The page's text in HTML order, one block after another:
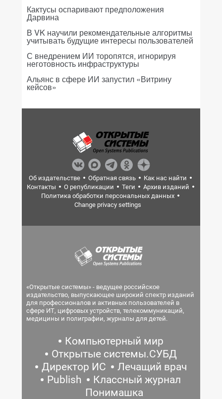
Кактусы оспаривают предположения
Дарвина
В VK научили рекомендательные алгоритмы
учитывать будущие интересы пользователей
С внедрением ИИ торопятся, игнорируя
неготовность инфраструктуры
Альянс в сфере ИИ запустил «Витрину
кейсов»
Об издательстве Обратная связь
Как нас найти
Контакты
О републикации Теги
Архив изданий
Политика обработки персональных данных
Change privacy settings
«Открытые системы» - ведущее российское
издательство, выпускающее широкий спектр изданий
для профессионалов и активных пользователей в
сфере ИТ, цифровых устройств, телекоммуникаций,
медицины и полиграфии, журналы для детей.
Компьютерный мир
Открытые системы.СУБД
Директор ИС
Лечащий врач
Publish
Классный журнал
Понимашка